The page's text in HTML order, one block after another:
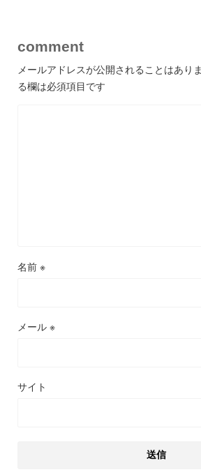
comment
メールアドレスが公開されることはありま
る欄は必須項目です
名前 ※
メール ※
サイト